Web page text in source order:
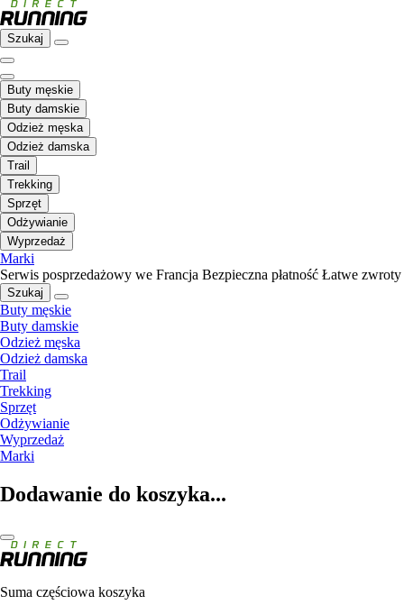
Szukaj
Buty męskie
Buty damskie
Odzież męska
Odzież damska
Trail
Trekking
Sprzęt
Odżywianie
Wyprzedaż
Marki
Serwis posprzedażowy we Francja Bezpieczna płatność Łatwe zwroty
Szukaj
Buty męskie
Buty damskie
Odzież męska
Odzież damska
Trail
Trekking
Sprzęt
Odżywianie
Wyprzedaż
Marki
Dodawanie do koszyka...
Suma częściowa koszyka